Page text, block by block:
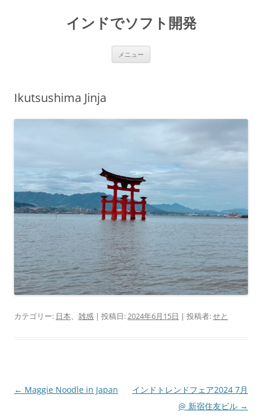
インドでソフト開発
メニュー
プ
Ikutsushima Jinja
カテゴリー: 日本、 雑感 | 投稿日:2024年6月15日 | 投稿者:せと
投
← Maggie Noodle in Japan
インドトレンドフェア2024 7月
@ 新宿住友ビル →